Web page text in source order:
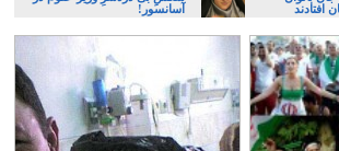
افتادند
آسانسور!